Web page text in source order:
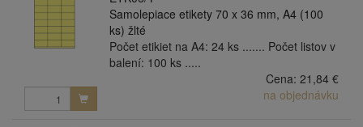
Samolepiace etikety 70 x 36 mm, A4 (100
ks) žlté
Počet etikiet na A4: 24 ks ....... Počet listov v
balení: 100 ks .....
Cena: 21,84 €
na objednávku